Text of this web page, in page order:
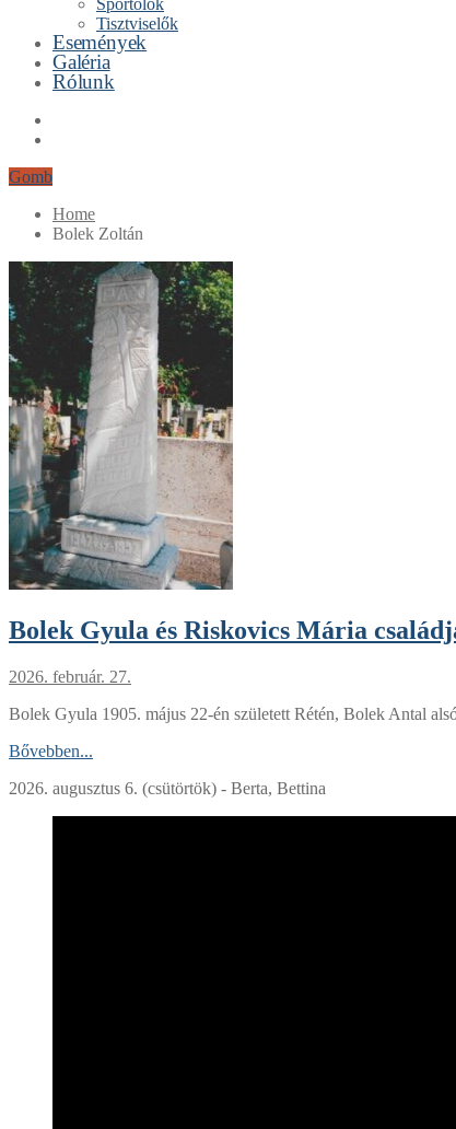
Sportolók
Tisztviselők
Események
Galéria
Rólunk
Gomb
Home
Bolek Zoltán
Bolek Gyula és Riskovics Mária
2026. február. 27.
Bolek Gyula 1905. május 22-én született Rétén, Bolek Antal
Bővebben...
2026. augusztus 6. (csütörtök) - Berta, Bettina